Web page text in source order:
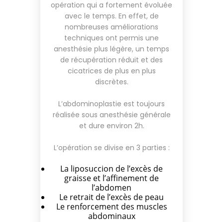
opération qui a fortement évoluée
avec le temps. En effet, de
nombreuses améliorations
techniques ont permis une
anesthésie plus légère, un temps
de récupération réduit et des
cicatrices de plus en plus
discrètes.
L’abdominoplastie est toujours
réalisée sous anesthésie générale
et dure environ 2h.
L’opération se divise en 3 parties :
La liposuccion de l’excès de
graisse et l’affinement de
l’abdomen
Le retrait de l’excès de peau
Le renforcement des muscles
abdominaux